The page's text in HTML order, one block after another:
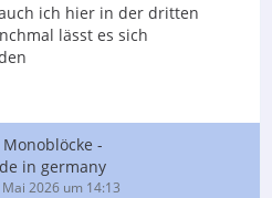
ich hier in der dritten
lässt es sich
-
in germany
Mai 2026 um 14:13